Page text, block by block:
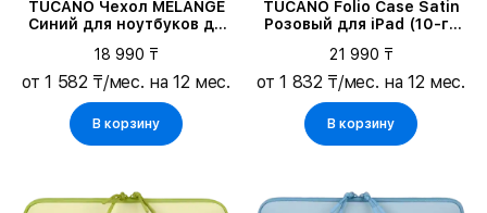
TUCANO Чехол MELANGE
Синий для ноутбуков до
13"/MacBook Air
15.3/MacBook Pro 15
18 990 ₸
от 1 582 ₸/мес. на 12 мес.
В корзину
TUCANO Folio Case Satin
Розовый для iPad (10-го
21 990 ₸
от 1 832 ₸/мес. на 12 мес.
В корзину